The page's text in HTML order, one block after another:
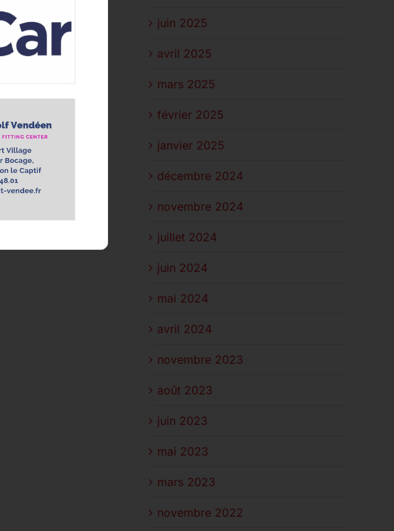
juin 2025
avril 2025
mars 2025
février 2025
janvier 2025
décembre 2024
novembre 2024
juillet 2024
juin 2024
mai 2024
avril 2024
novembre 2023
août 2023
juin 2023
mai 2023
mars 2023
novembre 2022